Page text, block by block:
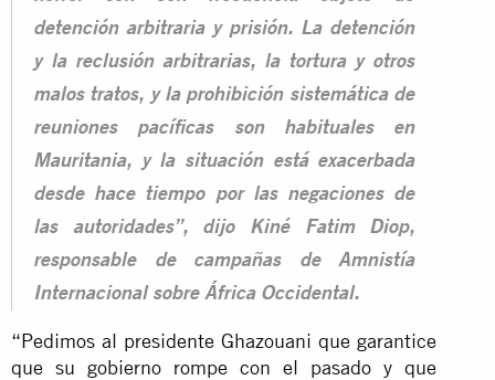
detención arbitraria y prisión. La detención
y la reclusión arbitrarias, la tortura y otros
malos tratos, y la prohibición sistemática de
reuniones pacíficas son habituales en
Mauritania, y la situación está exacerbada
desde hace tiempo por las negaciones de
las autoridades”, dijo Kiné Fatim Diop,
responsable de campañas de Amnistía
Internacional sobre África Occidental.
“Pedimos al presidente Ghazouani que garantice
que su gobierno rompe con el pasado y que